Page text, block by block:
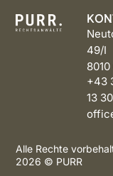
49/I
+43
13 30
Alle Rechte
2026 © PURR